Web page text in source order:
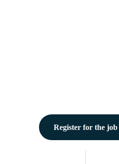
Register for the job